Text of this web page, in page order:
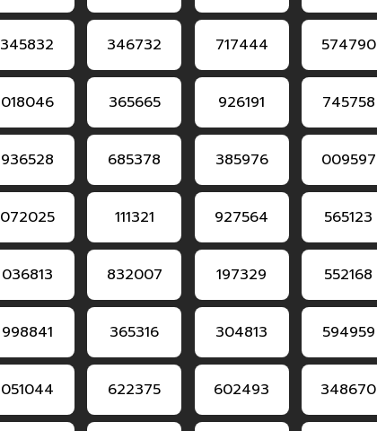
345832 346732 717444 574790
018046 365665 926191 745758
936528 685378 385976 009597
072025 111321 927564 565123
036813 832007 197329 552168
998841 365316 304813 594959
051044 622375 602493 348670